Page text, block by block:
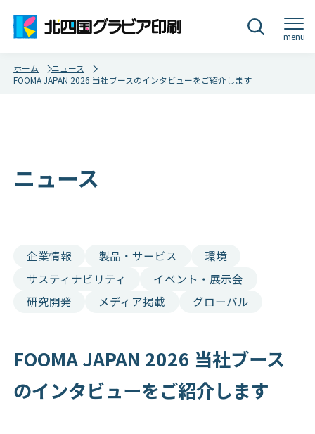
menu
ホーム
ニュース
FOOMA JAPAN 2026 当社ブースのインタビューをご紹介します
ニュース
企業情報 製品・サービス
環境
サスティナビリティ
イベント・展示会
研究開発
メディア掲載 グローバル
FOOMA JAPAN 2026 当社ブース
のインタビューをご紹介します